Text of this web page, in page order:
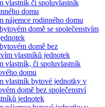
vlastník či spoluvlastník
domu
nájemce rodinného domu
domě se společenstvím
domě bez
vlastníků jednotek
vlastník, či spoluvlastník
domu
vlastník bytové jednotky v
domě bez společenství
jednotek